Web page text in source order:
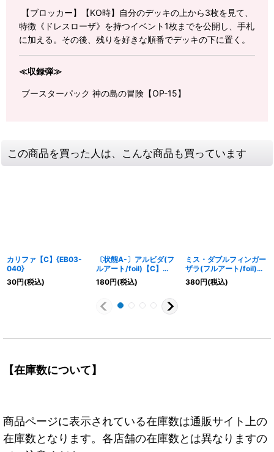
【ブロッカー】【KO時】自分のデッキの上から3枚を見て、
特徴《ドレスローザ》を持つイベント1枚までを公開し、手札
に加える。その後、残りを好きな順番でデッキの下に置く。
≪収録弾≫
ブースターパック 神の島の冒険【OP-15】
この商品を買った人は、こんな商品も買っています
カリファ【C】{EB03-
040}
30円(税込)
〔状態A-〕アルビダ(フ
ルアート/foil)【C】
{OP01-064}
180円(税込)
ミス・ダブルフィンガー
ザラ(フルアート/foil)
【UC】{OP05-073}
380円(税込)
【在庫数について】
商品ページに表示されている在庫数は通販サイト上の
在庫数となります。各店舗の在庫数とは異なりますの